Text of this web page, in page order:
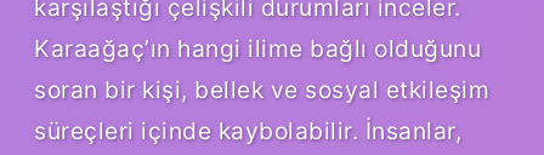
karşılaştığı çelişkili durumları inceler.
Karaağaç’ın hangi ilime bağlı olduğunu
soran bir kişi, bellek ve sosyal etkileşim
süreçleri içinde kaybolabilir. İnsanlar,